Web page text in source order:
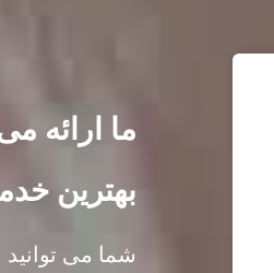
ما ارائه
بهترین
شما می توانید